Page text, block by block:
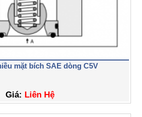
mặt bích SAE dòng C5V
Giá: Liên Hệ